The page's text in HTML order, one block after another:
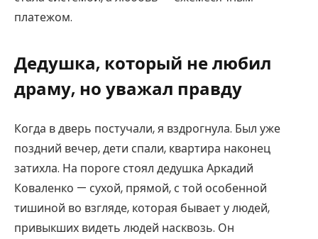
платежом.
Дедушка, который не любил
драму, но уважал правду
Когда в дверь постучали, я вздрогнула. Был уже
поздний вечер, дети спали, квартира наконец
затихла. На пороге стоял дедушка Аркадий
Коваленко — сухой, прямой, с той особенной
тишиной во взгляде, которая бывает у людей,
привыкших видеть людей насквозь. Он